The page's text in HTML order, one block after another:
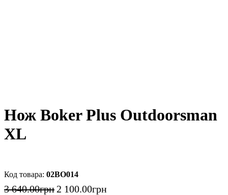
Нож Boker Plus Outdoorsman
XL
02BO014
3 640.00грн 2 100.00грн